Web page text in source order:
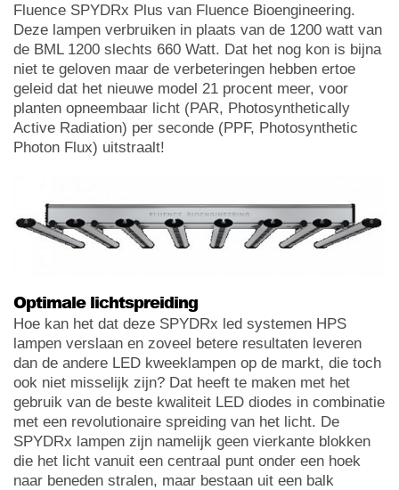
Fluence SPYDRx Plus van Fluence Bioengineering.
Deze lampen verbruiken in plaats van de 1200 watt van
de BML 1200 slechts 660 Watt. Dat het nog kon is bijna
niet te geloven maar de verbeteringen hebben ertoe
geleid dat het nieuwe model 21 procent meer, voor
planten opneembaar licht (PAR, Photosynthetically
Active Radiation) per seconde (PPF, Photosynthetic
Photon Flux) uitstraalt!
Optimale lichtspreiding
Hoe kan het dat deze SPYDRx led systemen HPS
lampen verslaan en zoveel betere resultaten leveren
dan de andere LED kweeklampen op de markt, die toch
ook niet misselijk zijn? Dat heeft te maken met het
gebruik van de beste kwaliteit LED diodes in combinatie
met een revolutionaire spreiding van het licht. De
SPYDRx lampen zijn namelijk geen vierkante blokken
die het licht vanuit een centraal punt onder een hoek
naar beneden stralen, maar bestaan uit een balk